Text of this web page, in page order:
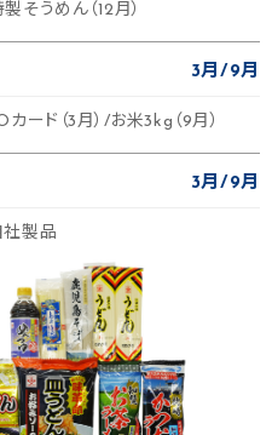
そうめん（12月）
3月 9月
ード（3月）/お米3kg（9月）
3月 9月
製品